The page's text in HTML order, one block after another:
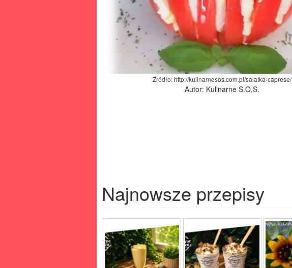
Źródło: http://kulinarnesos.com.pl/salatka-caprese/
Autor: Kulinarne S.O.S.
Najnowsze przepisy